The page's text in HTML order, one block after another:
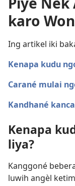
karo
Ing artikel iki
Kenapa kudu
Carané mulai
Kandhané
Kenapa
liya?
Kanggoné
luwih angèl